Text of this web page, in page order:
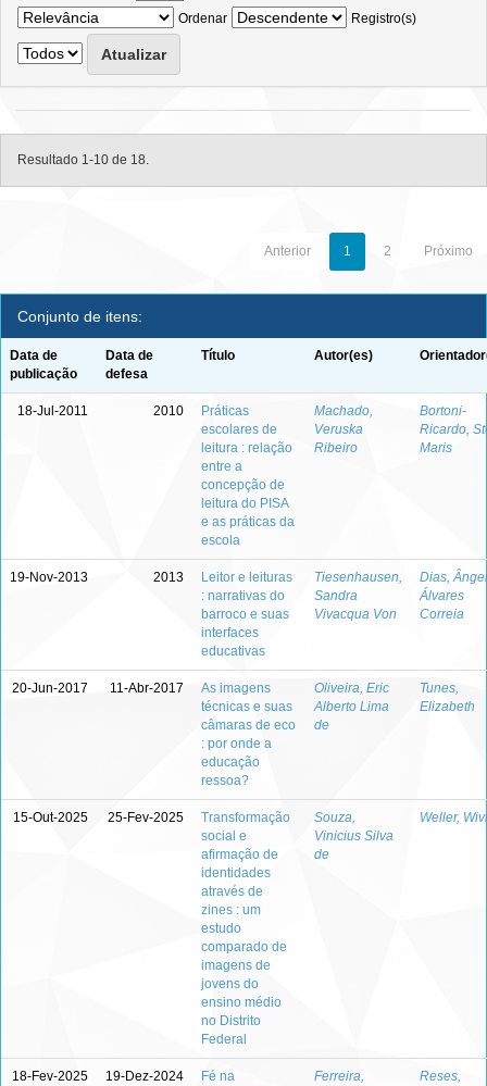
Ordenar
Registro(s)
Resultado 1-10 de 18.
Anterior 1 2 Próximo
Conjunto de itens:
Data de
publicação
Data de
defesa
Título Autor(es)
18-Jul-2011 2010
Práticas
escolares de
leitura : relação
entre a
concepção de
leitura do PISA
e as práticas da
escola
Machado,
Veruska
Ribeiro
Bortoni-
Ricardo,
Maris
19-Nov-2013 2013
Leitor e leituras
: narrativas do
barroco e suas
interfaces
educativas
Tiesenhausen,
Sandra
Vivacqua Von
Dias,
Álvares
Correia
20-Jun-2017 11-Abr-2017
As imagens
técnicas e suas
câmaras de eco
: por onde a
educação
ressoa?
Oliveira, Eric
Alberto Lima
de
Tunes,
Elizabeth
15-Out-2025 25-Fev-2025
Transformação
social e
afirmação de
identidades
através de
zines : um
estudo
comparado de
imagens de
jovens do
ensino médio
no Distrito
Federal
Souza,
Vinicius Silva
de
Weller,
18-Fev-2025 19-Dez-2024
Fé na
Ferreira,
Reses,